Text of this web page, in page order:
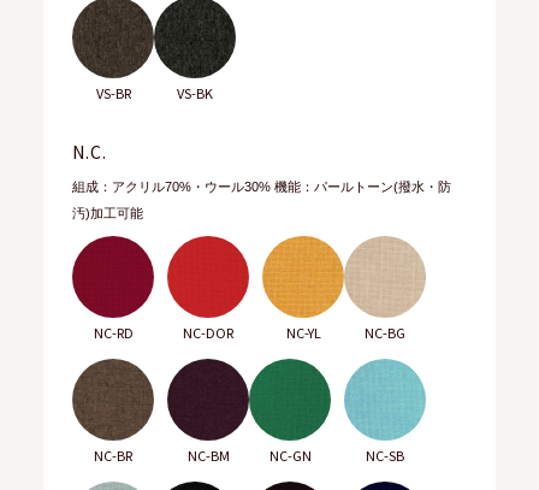
VS-BR VS-BK
N.C.
組成：アクリル70%・ウール30% 機能：パールトーン(撥水・防
汚)加工可能
NC-RD NC-DOR NC-YL NC-BG
NC-BR NC-BM NC-GN NC-SB